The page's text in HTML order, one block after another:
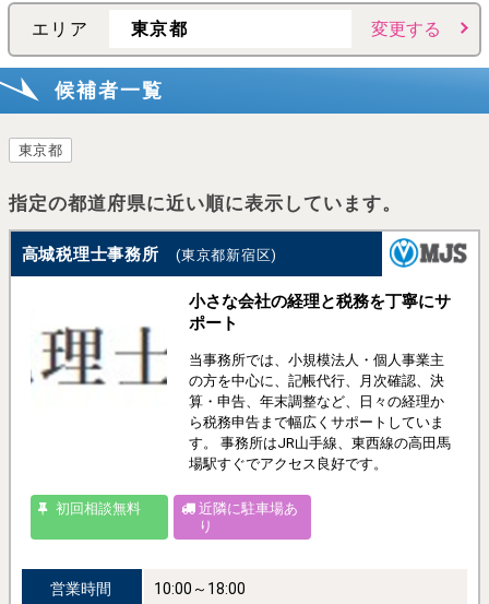
エリア 東京都 変更する
候補者一覧
東京都
指定の都道府県に近い順に表示しています。
高城税理士事務所 (東京都新宿区)
小さな会社の経理と税務を丁寧にサ
ポート
当事務所では、小規模法人・個人事業主
の方を中心に、記帳代行、月次確認、決
算・申告、年末調整など、日々の経理か
ら税務申告まで幅広くサポートしていま
す。 事務所はJR山手線、東西線の高田馬
場駅すぐでアクセス良好です。
初回相談無料
近隣に駐車場あ
り
営業時間 10:00～18:00